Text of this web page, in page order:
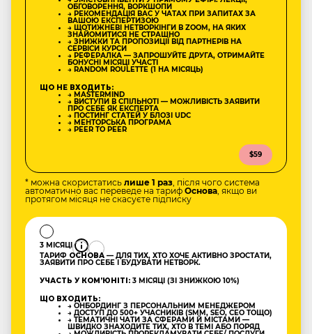
ОБГОВОРЕННЯ, ВОРКШОПИ
→ РЕКОМЕНДАЦІЯ ВАС У ЧАТАХ ПРИ ЗАПИТАХ ЗА
ВАШОЮ ЕКСПЕРТИЗОЮ
→ ЩОТИЖНЕВІ НЕТВОРКІНГИ В ZOOM, НА ЯКИХ
ЗНАЙОМИТИСЯ НЕ СТРАШНО
→ ЗНИЖКИ ТА ПРОПОЗИЦІЇ ВІД ПАРТНЕРІВ НА
СЕРВІСИ КУРСИ
→ РЕФЕРАЛКА — ЗАПРОШУЙТЕ ДРУГА, ОТРИМАЙТЕ
БОНУСНІ МІСЯЦІ УЧАСТІ
→ RANDOM ROULETTE (1 НА МІСЯЦЬ)
ЩО НЕ ВХОДИТЬ:
→ MASTERMIND
→ ВИСТУПИ В СПІЛЬНОТІ — МОЖЛИВІСТЬ ЗАЯВИТИ
ПРО СЕБЕ ЯК ЕКСПЕРТА
→ ПОСТИНГ СТАТЕЙ У БЛОЗІ UDC
→ МЕНТОРСЬКА ПРОГРАМА
→ PEER TO PEER
$59
* можна скористатись лише 1 раз, після чого система
автоматично вас переведе на тариф Основа, якщо ви
протягом місяця не скасуєте підписку
3 МІСЯЦІ
ТАРИФ ОСНОВА — ДЛЯ ТИХ, ХТО ХОЧЕ АКТИВНО ЗРОСТАТИ,
ЗАЯВИТИ ПРО СЕБЕ І БУДУВАТИ НЕТВОРК.
УЧАСТЬ У КОМʼЮНІТІ: 3 МІСЯЦІ (ЗІ ЗНИЖКОЮ 10%)
ЩО ВХОДИТЬ:
→ ОНБОРДИНГ З ПЕРСОНАЛЬНИМ МЕНЕДЖЕРОМ
→ ДОСТУП ДО 500+ УЧАСНИКІВ (SMM, SEO, CEO ТОЩО)
→ ТЕМАТИЧНІ ЧАТИ ЗА СФЕРАМИ Й МІСТАМИ —
ШВИДКО ЗНАХОДИТЕ ТИХ, ХТО В ТЕМІ АБО ПОРЯД